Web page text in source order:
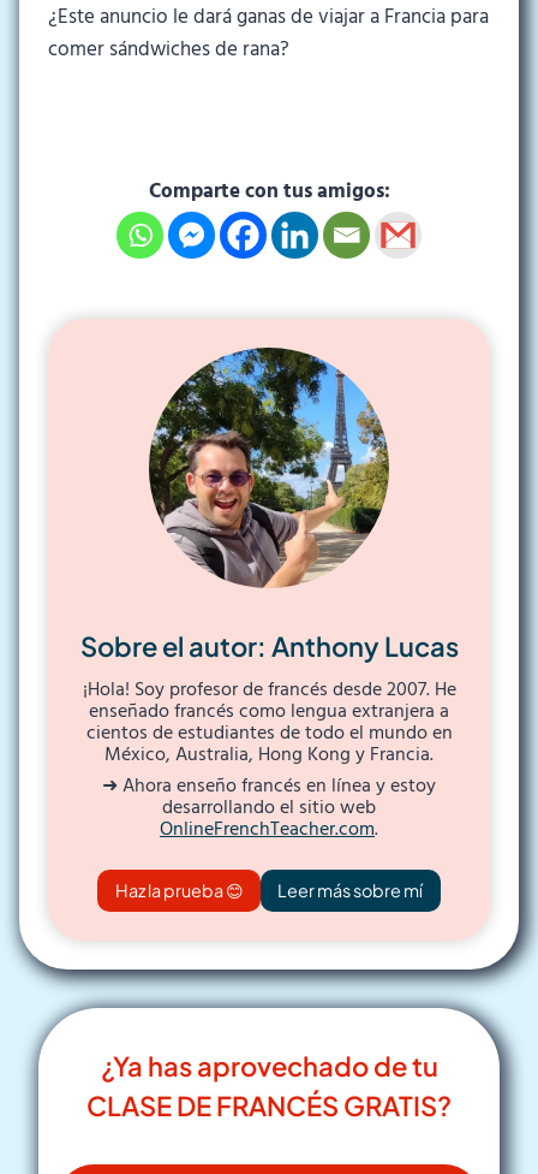
¿Este anuncio le dará ganas de viajar a Francia para
comer sándwiches de rana?
Comparte con tus amigos:
Sobre el autor: Anthony Lucas
¡Hola! Soy profesor de francés desde 2007. He
enseñado francés como lengua extranjera a
cientos de estudiantes de todo el mundo en
México, Australia, Hong Kong y Francia.
➜ Ahora enseño francés en línea y estoy
desarrollando el sitio web
OnlineFrenchTeacher.com.
Haz la prueba 😊 Leer más sobre mí
¿Ya has aprovechado de tu
CLASE DE FRANCÉS GRATIS?